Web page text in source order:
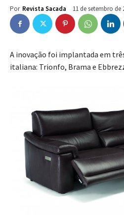
Por Revista Sacada 11 de setembro de
A inovação foi implantada em
italiana: Trionfo, Brama e